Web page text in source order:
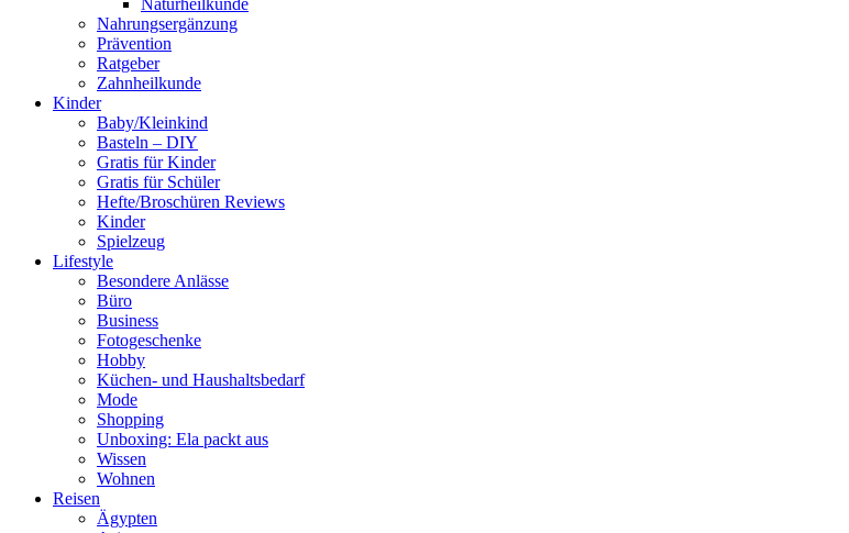
Nahrungsergänzung
Prävention
Ratgeber
Zahnheilkunde
Kinder
Baby/Kleinkind
Basteln – DIY
Gratis für Kinder
Gratis für Schüler
Hefte/Broschüren Reviews
Kinder
Spielzeug
Lifestyle
Besondere Anlässe
Büro
Business
Fotogeschenke
Hobby
Küchen- und Haushaltsbedarf
Mode
Shopping
Unboxing: Ela packt aus
Wissen
Wohnen
Reisen
Ägypten